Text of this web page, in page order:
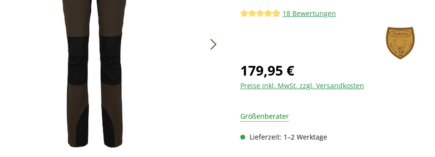
Durchschnittliche Bewertung von 4.94 von 5 Sternen
18 Bewertungen
179,95 €
Preise inkl. MwSt. zzgl. Versandkosten
Größenberater
Lieferzeit: 1–2 Werktage